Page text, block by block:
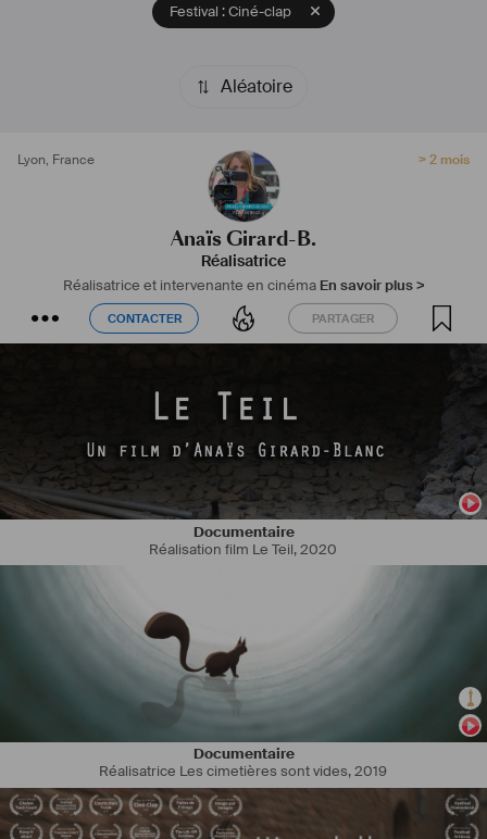
Festival : Ciné-clap
Aléatoire
Lyon, France > 2 mois
Anaïs Girard-B.
Réalisatrice
Réalisatrice et intervenante en cinéma En savoir plus >
CONTACTER PARTAGER
CONTACTER PARTAGER
Documentaire
Réalisation film Le Teil,2020
Documentaire
Réalisatrice Les cimetières sont vides,2019